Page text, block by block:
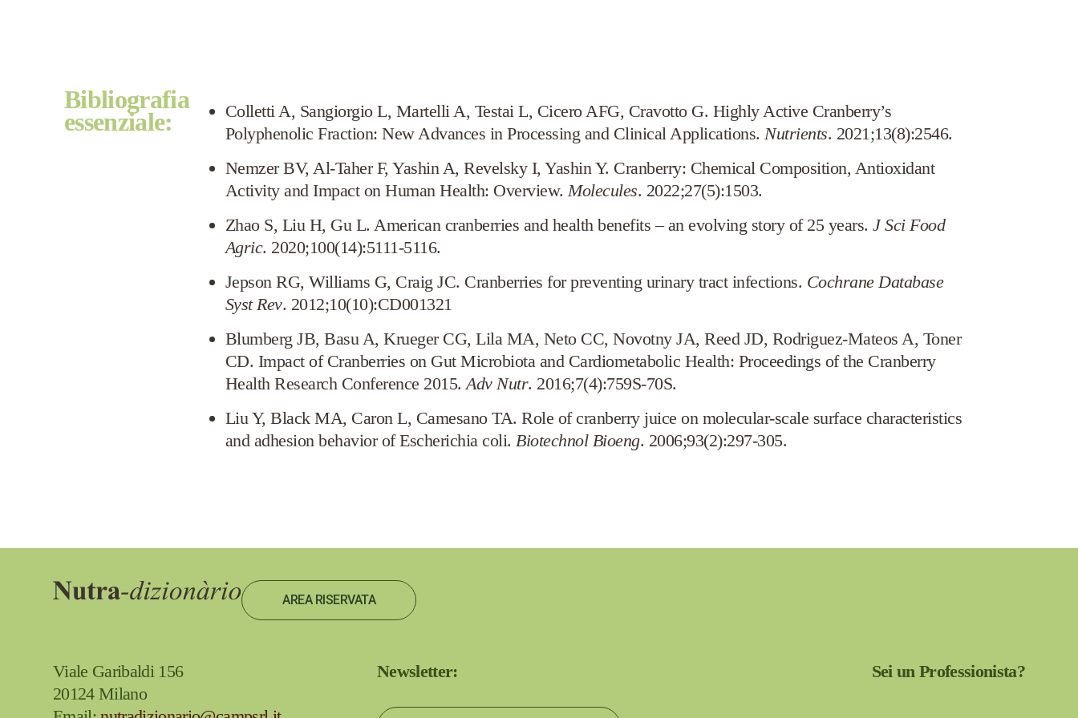
Bibliografia
essenziale:
Colletti A, Sangiorgio L, Martelli A, Testai L, Cicero AFG, Cravotto G. Highly Active Cranberry’s
Polyphenolic Fraction: New Advances in Processing and Clinical Applications. Nutrients. 2021;13(8):2546.
Nemzer BV, Al-Taher F, Yashin A, Revelsky I, Yashin Y. Cranberry: Chemical Composition, Antioxidant
Activity and Impact on Human Health: Overview. Molecules. 2022;27(5):1503.
Zhao S, Liu H, Gu L. American cranberries and health benefits – an evolving story of 25 years.J Sci Food
Agric. 2020;100(14):5111-5116.
Jepson RG, Williams G, Craig JC. Cranberries for preventing urinary tract infections. Cochrane Database
SystRev. 2012;10(10):CD001321
Blumberg JB, Basu A, Krueger CG, Lila MA, Neto CC, Novotny JA, Reed JD, Rodriguez-Mateos A, Toner
CD. Impact of Cranberries on Gut Microbiota and Cardiometabolic Health: Proceedings of the Cranberry
Health Research Conference 2015.Adv Nutr. 2016;7(4):759S-70S.
Liu Y, Black MA, Caron L, Camesano TA. Role of cranberry juice on molecular-scale surface characteristics
and adhesion behavior of Escherichia coli. Biotechnol Bioeng. 2006;93(2):297-305.
AREA RISERVATA
Viale Garibaldi 156
20124 Milano
Newsletter: Sei un Professionista?